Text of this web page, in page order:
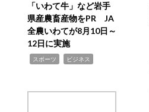
「いわて牛」など岩手
県産農畜産物をPR JA
全農いわてが8月10日～
12日に実施
スポーツ ビジネス